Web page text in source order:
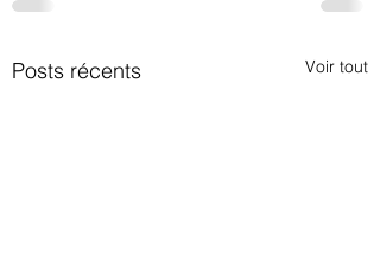
Posts récents Voir tout